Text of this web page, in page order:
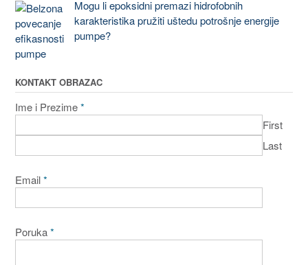
Mogu li epoksidni premazi hidrofobnih
karakteristika pružiti uštedu potrošnje energije
pumpe?
KONTAKT OBRAZAC
Ime i Prezime*
First
Last
Email*
Poruka*